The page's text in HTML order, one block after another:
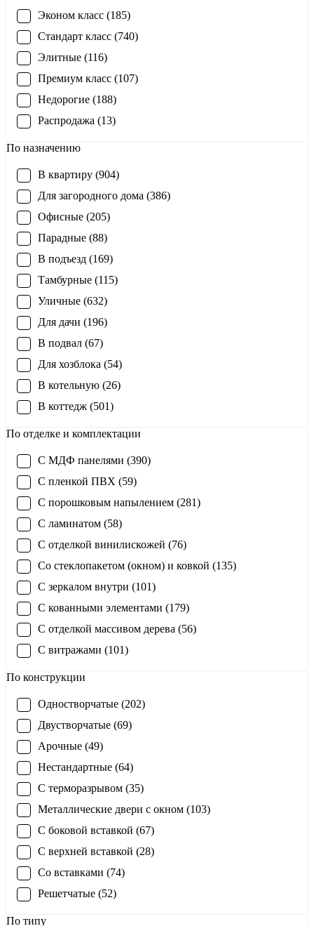
Эконом класс (185)
Стандарт класс (740)
Элитные (116)
Премиум класс (107)
Недорогие (188)
Распродажа (13)
По назначению
В квартиру (904)
Для загородного дома (386)
Офисные (205)
Парадные (88)
В подъезд (169)
Тамбурные (115)
Уличные (632)
Для дачи (196)
В подвал (67)
Для хозблока (54)
В котельную (26)
В коттедж (501)
По отделке и комплектации
С МДФ панелями (390)
С пленкой ПВХ (59)
С порошковым напылением (281)
С ламинатом (58)
С отделкой винилискожей (76)
Со стеклопакетом (окном) и ковкой (135)
С зеркалом внутри (101)
С кованными элементами (179)
С отделкой массивом дерева (56)
С витражами (101)
По конструкции
Одностворчатые (202)
Двустворчатые (69)
Арочные (49)
Нестандартные (64)
С терморазрывом (35)
Металлические двери с окном (103)
С боковой вставкой (67)
С верхней вставкой (28)
Со вставками (74)
Решетчатые (52)
По типу